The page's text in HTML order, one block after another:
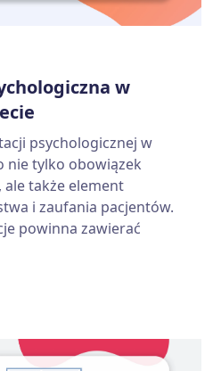
w
psychologicznej w
nie tylko obowiązek
ale także element
i zaufania pacjentów.
powinna zawierać
danych osobowych
psychologiczna